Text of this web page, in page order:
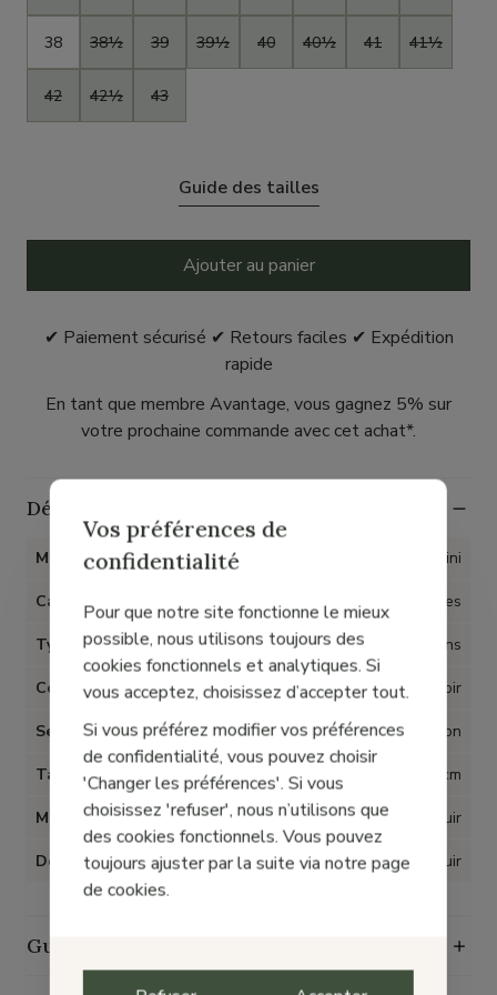
38 38½ 39 39½ 40 40½ 41 41½
42 42½ 43
Guide des tailles
Ajouter au panier
✔ Paiement sécurisé ✔ Retours faciles ✔ Expédition
rapide
En tant que membre Avantage, vous gagnez 5% sur
votre prochaine commande avec cet achat*.
Détails
Marque Nero Giardini
Catégorie Chaussures
Type d'article Escarpins
Couleur Noir
Semelles amovibles Non
Talon 9 cm
Matière Cuir
Doublure Cuir
Guide d'entretien
Vos préférences de
confidentialité
Pour que notre site fonctionne le mieux
possible, nous utilisons toujours des
cookies fonctionnels et analytiques. Si
vous acceptez, choisissez d’accepter tout.
Si vous préférez modifier vos préférences
de confidentialité, vous pouvez choisir
'Changer les préférences'. Si vous
choisissez 'refuser', nous n’utilisons que
des cookies fonctionnels. Vous pouvez
toujours ajuster par la suite via notre page
de cookies.